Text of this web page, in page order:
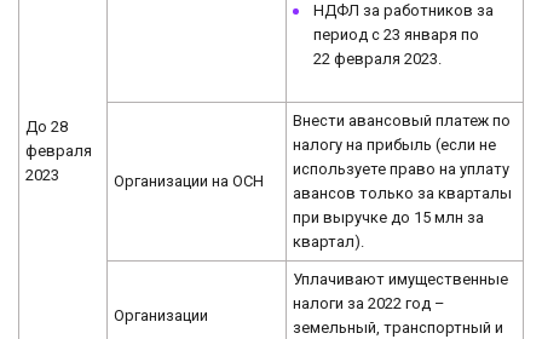
До 28
февраля
2023
НДФЛ за работников за
период с 23 января по
22 февраля 2023.
Организации на ОСН
Внести авансовый платеж по
налогу на прибыль (если не
используете право на уплату
авансов только за кварталы
при выручке до 15 млн за
квартал).
Организации
Уплачивают имущественные
налоги за 2022 год –
земельный, транспортный и